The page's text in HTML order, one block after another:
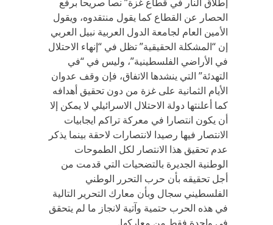
الحصار عن القطاع كما يقول منتقدوه، ويقول
الأمين العام لجامعة الدول العربية نبيل العربي
إن “المشكلة الحقيقية” تظل في “إنهاء الاحتلال
في الأراضي الفلسطينية”، وليس في “في
التهدئة” التي ينشدها الاتفاق، فإن وقف عدوان
الأيام الثمانية على غزة من دون تحقيق أهدافه
كما أعلنتها دولة الاحتلال الاسرائيلي لا يمكن إلا
أن يكون انتصارا في معركة تراكم ايجابيات
الانتصار فيها رصيدا لانتصارات لاحقة بينما يذكر
عدم تحقيق هذا الانتصار لكل الطموحات
الوطنية الجديرة بالتضحيات التي قدمت من
أجل تحقيقه بأن حرب التحرر الوطني
الفلسطيني سجال وبأن معارك التحرير التالية
في هذه الحرب حتمية وآتية لانجاز ما لم يتحقق